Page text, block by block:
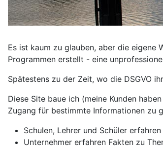
Es ist kaum zu glauben, aber die eigene
Programmen erstellt - eine
Spätestens zu der Zeit, wo die DSGVO
Diese Site baue ich (meine Kunden
Zugang für bestimmte Informationen zu
Schulen, Lehrer und Schüler
Unternehmer erfahren Fakten zu